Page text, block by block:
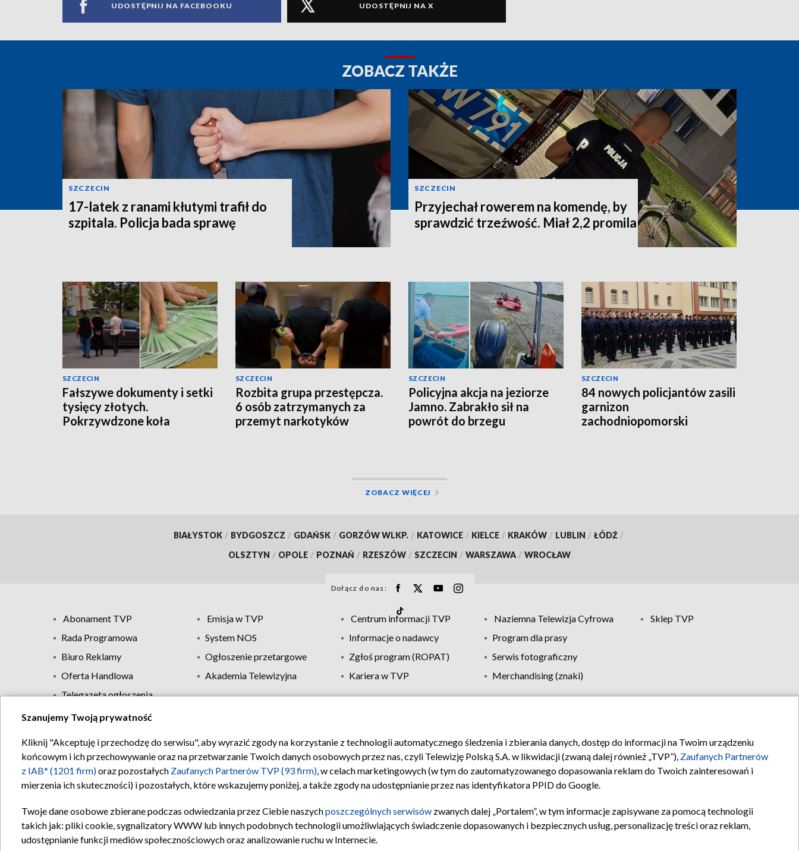
UDOSTĘPNIJ NA FACEBOOKU UDOSTĘPNIJ NA X
ZOBACZ TAKŻE
SZCZECIN
17-latek z ranami kłutymi trafił do
szpitala. Policja bada sprawę
SZCZECIN
Przyjechał rowerem na komendę, by
sprawdzić trzeźwość. Miał 2,2 promila
SZCZECIN
Fałszywe dokumenty i setki
tysięcy złotych.
Pokrzywdzone koła
SZCZECIN
Rozbita grupa przestępcza.
6 osób zatrzymanych za
przemyt narkotyków
SZCZECIN
Policyjna akcja na jeziorze
Jamno. Zabrakło sił na
powrót do brzegu
SZCZECIN
84 nowych policjantów zasili
garnizon
zachodniopomorski
ZOBACZ WIĘCEJ
BIAŁYSTOK / BYDGOSZCZ / GDAŃSK / GORZÓW WLKP. / KATOWICE / KIELCE / KRAKÓW / LUBLIN / ŁÓDŹ /
OLSZTYN / OPOLE / POZNAŃ / RZESZÓW / SZCZECIN / WARSZAWA / WROCŁAW
Dołącz do nas:
Abonament TVP Emisja w TVP Centrum informacji TVP Naziemna Telewizja Cyfrowa
Sklep TVP
Rada Programowa
System NOS Informacje o nadawcy
Program dla prasy
Biuro Reklamy
Ogłoszenie przetargowe Zgłoś program (ROPAT)
Serwis fotograficzny
Oferta Handlowa
Akademia Telewizyjna Kariera w TVP
Merchandising (znaki)
Telegazeta ogłoszenia
Regulamin TVP Polityka prywatności Moje zgody Pomoc Biuro reklamy Kontakt
Szanujemy Twoją prywatność
Kliknij "Akceptuję i przechodzę do serwisu", aby wyrazić zgody na korzystanie z technologii automatycznego śledzenia i zbierania danych, dostęp do informacji na Twoim urządzeniu
końcowym i ich przechowywanie oraz na przetwarzanie Twoich danych osobowych przez nas, czyli Telewizję Polską S.A. w likwidacji (zwaną dalej również „TVP”), Zaufanych Partnerów
z IAB* (1201 firm)oraz pozostałych Zaufanych Partnerów TVP (93 firm), w celach marketingowych (w tym do zautomatyzowanego dopasowania reklam do Twoich zainteresowań i
mierzenia ich skuteczności) i pozostałych, które wskazujemy poniżej, a także zgody na udostępnianie przez nas identyfikatora PPID do Google.
Twoje dane osobowe zbierane podczas odwiedzania przez Ciebie naszychposzczególnych serwisów zwanych dalej „Portalem”, w tym informacje zapisywane za pomocą technologii
takich jak: pliki cookie, sygnalizatory WWW lub innych podobnych technologii umożliwiających świadczenie dopasowanych i bezpiecznych usług, personalizację treści oraz reklam,
udostępnianie funkcji mediów społecznościowych oraz analizowanie ruchu w Internecie.